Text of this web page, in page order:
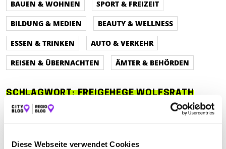
Diese Webseite verwendet Cookies
BAUEN & WOHNEN
SPORT & FREIZEIT
BILDUNG & MEDIEN
BEAUTY & WELLNESS
ESSEN & TRINKEN
AUTO & VERKEHR
REISEN & ÜBERNACHTEN
ÄMTER & BEHÖRDEN
SCHLAGWORT:FREIGEHEGE WOLFSRATH
ALLE AUTO & VERKEHR
ÄMTER & BEHÖRDEN
BAUEN & WOHNEN
BEAUTY & WELLNESS